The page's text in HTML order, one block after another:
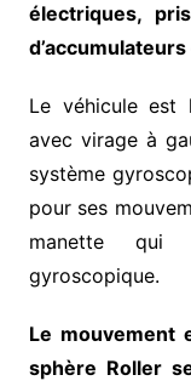
électriques,
Le véhicule est
avec virage à
système
pour ses
manette qui
gyroscopique.
Le mouvement
sphère Roller